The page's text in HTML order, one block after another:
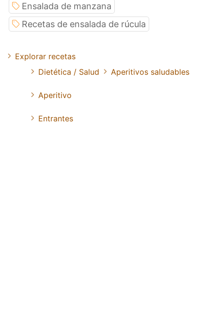
Ensalada de manzana
Recetas de ensalada de rúcula
Explorar recetas
Dietética / Salud
Aperitivos saludables
Aperitivo
Entrantes